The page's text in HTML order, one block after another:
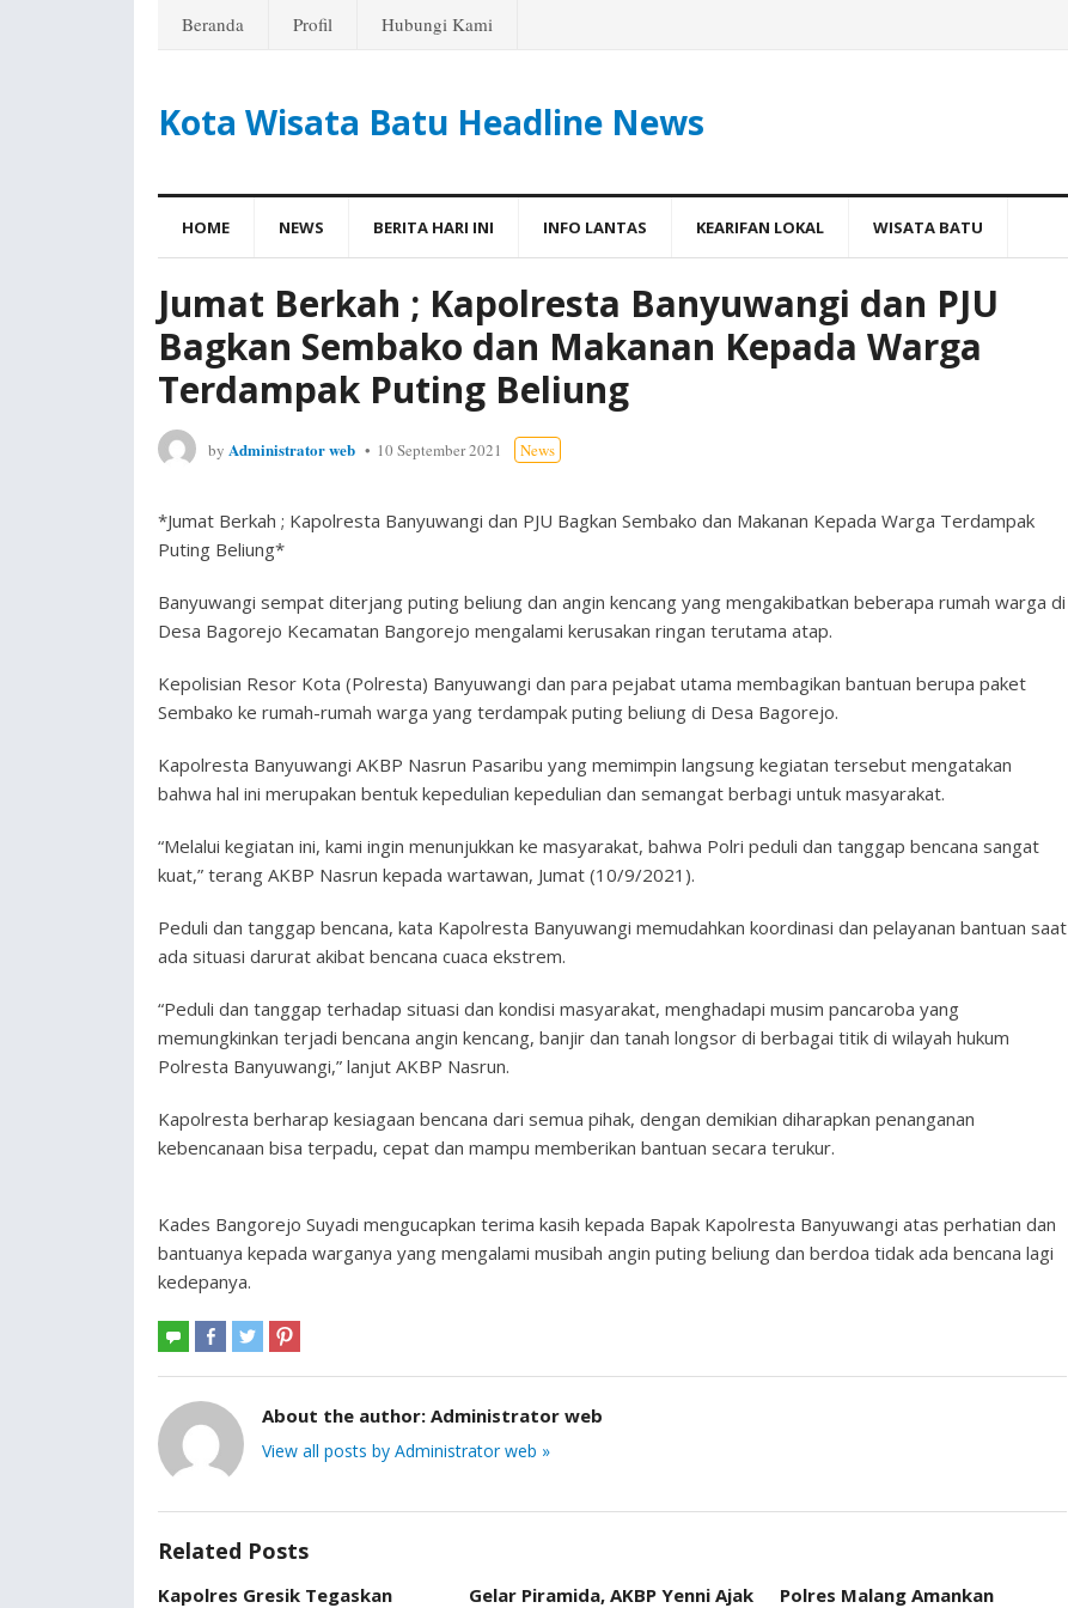
Beranda Profil Hubungi Kami
Kota Wisata Batu Headline News
HOME NEWS BERITA HARI INI INFO LANTAS KEARIFAN LOKAL WISATA BATU
Jumat Berkah ; Kapolresta Banyuwangi dan PJU
Bagkan Sembako dan Makanan Kepada Warga
Terdampak Puting Beliung
by Administrator web 10 September 2021 News
*Jumat Berkah ; Kapolresta Banyuwangi dan PJU Bagkan Sembako dan Makanan Kepada Warga Terdampak
Puting Beliung*
Banyuwangi sempat diterjang puting beliung dan angin kencang yang mengakibatkan beberapa rumah warga di
Desa Bagorejo Kecamatan Bangorejo mengalami kerusakan ringan terutama atap.
Kepolisian Resor Kota (Polresta) Banyuwangi dan para pejabat utama membagikan bantuan berupa paket
Sembako ke rumah-rumah warga yang terdampak puting beliung di Desa Bagorejo.
Kapolresta Banyuwangi AKBP Nasrun Pasaribu yang memimpin langsung kegiatan tersebut mengatakan
bahwa hal ini merupakan bentuk kepedulian kepedulian dan semangat berbagi untuk masyarakat.
“Melalui kegiatan ini, kami ingin menunjukkan ke masyarakat, bahwa Polri peduli dan tanggap bencana sangat
kuat,” terang AKBP Nasrun kepada wartawan, Jumat (10/9/2021).
Peduli dan tanggap bencana, kata Kapolresta Banyuwangi memudahkan koordinasi dan pelayanan bantuan saat
ada situasi darurat akibat bencana cuaca ekstrem.
“Peduli dan tanggap terhadap situasi dan kondisi masyarakat, menghadapi musim pancaroba yang
memungkinkan terjadi bencana angin kencang, banjir dan tanah longsor di berbagai titik di wilayah hukum
Polresta Banyuwangi,” lanjut AKBP Nasrun.
Kapolresta berharap kesiagaan bencana dari semua pihak, dengan demikian diharapkan penanganan
kebencanaan bisa terpadu, cepat dan mampu memberikan bantuan secara terukur.
Kades Bangorejo Suyadi mengucapkan terima kasih kepada Bapak Kapolresta Banyuwangi atas perhatian dan
bantuanya kepada warganya yang mengalami musibah angin puting beliung dan berdoa tidak ada bencana lagi
kedepanya.
About the author: Administrator web
View all posts by Administrator web »
Related Posts
Kapolres Gresik Tegaskan
Gelar Piramida, AKBP Yenni Ajak
Polres Malang Amankan